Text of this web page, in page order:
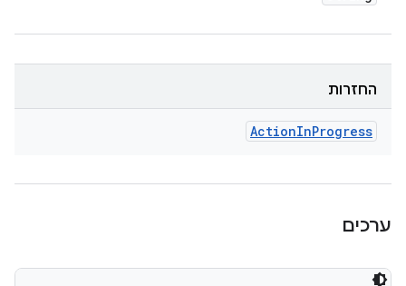
החזרות
ActionInProgress
ערכים